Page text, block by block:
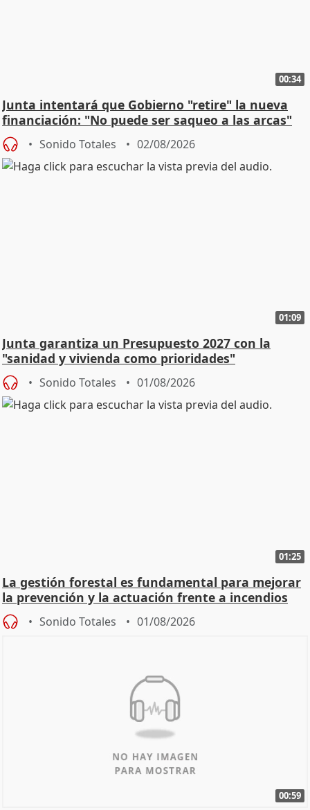
00:34
Junta intentará que Gobierno "retire" la nueva
financiación: "No puede ser saqueo a las arcas"
Sonido Totales 02/08/2026
01:09
Junta garantiza un Presupuesto 2027 con la
"sanidad y vivienda como prioridades"
Sonido Totales 01/08/2026
01:25
La gestión forestal es fundamental para mejorar
la prevención y la actuación frente a incendios
Sonido Totales 01/08/2026
00:59